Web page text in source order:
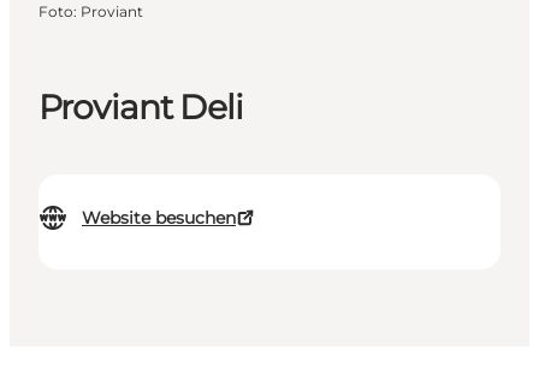
Proviant Deli
Website besuchen
Foto: Proviant